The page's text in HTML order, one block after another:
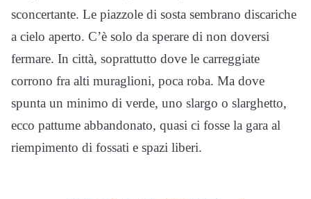
sconcertante. Le piazzole di sosta sembrano discariche
a cielo aperto. C’è solo da sperare di non doversi
fermare. In città, soprattutto dove le carreggiate
corrono fra alti muraglioni, poca roba. Ma dove
spunta un minimo di verde, uno slargo o slarghetto,
ecco pattume abbandonato, quasi ci fosse la gara al
riempimento di fossati e spazi liberi.